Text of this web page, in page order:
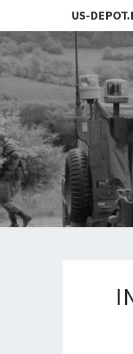
US-